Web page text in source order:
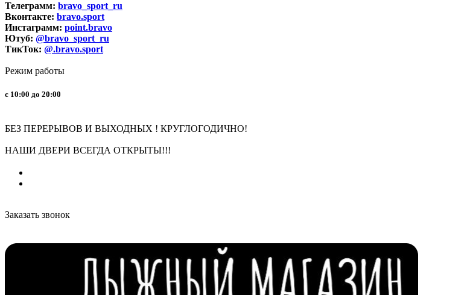
Телеграмм: bravo_sport_ru
Вконтакте: bravo.sport
Инстаграмм: point.bravo
Ютуб: @bravo_sport_ru
ТикТок: @.bravo.sport
Режим работы
с 10:00 до 20:00
БЕЗ ПЕРЕРЫВОВ И ВЫХОДНЫХ ! КРУГЛОГОДИЧНО!
НАШИ ДВЕРИ ВСЕГДА ОТКРЫТЫ!!!
Заказать звонок